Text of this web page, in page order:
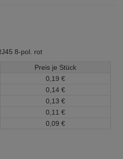
8-pol. rot
Preis je Stück
0, 19 €
0, 14 €
0, 13 €
0, 11 €
0, 09 €